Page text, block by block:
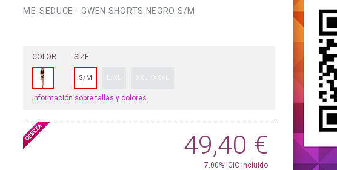
ME-SEDUCE - GWEN SHORTS NEGRO S/M
COLOR SIZE
S/M L/XL XXL /XXXL
Información sobre tallas y colores
49,40 €
7.00% IGIC incluido